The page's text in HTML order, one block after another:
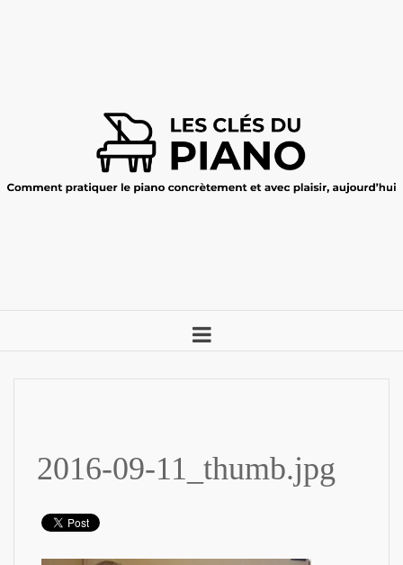
2016-09-11_thumb.jpg